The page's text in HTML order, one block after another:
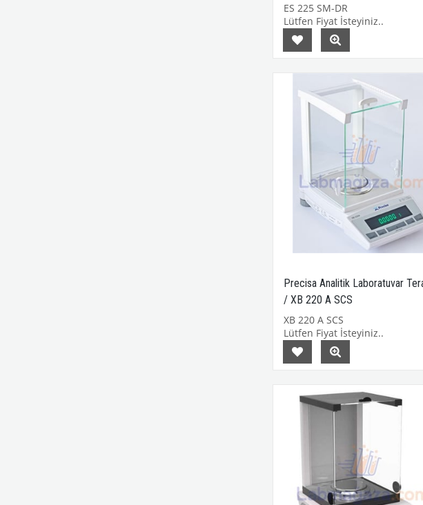
ES 225 SM-DR
Lütfen Fiyat İsteyiniz..
Precisa Analitik Laboratuvar
/ XB 220 A SCS
XB 220 A SCS
Lütfen Fiyat İsteyiniz..